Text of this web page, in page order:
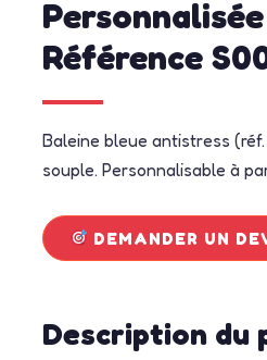
Référence
Baleine bleue antistress
souple. Personnalisable à
DEMANDER UN
Description du